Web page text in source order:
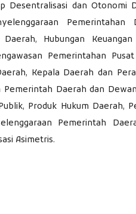
dan Otonomi
Pemerintahan
Hubungan
Pemerintahan
Kepala Daerah dan
Daerah dan
Produk Hukum Daerah,
Pemerintah
Asimetris.